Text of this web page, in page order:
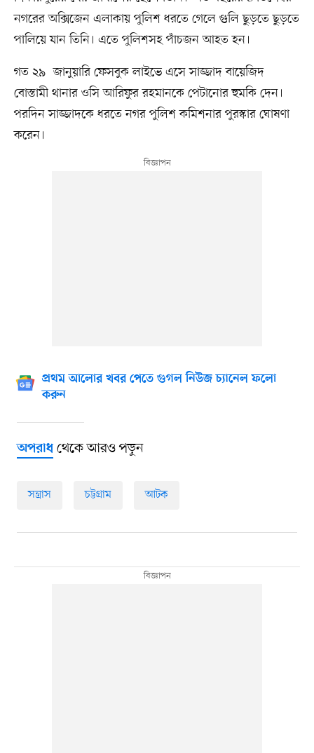
নগরের অক্সিজেন এলাকায় পুলিশ ধরতে গেলে গুলি ছুড়তে ছুড়তে
পালিয়ে যান তিনি। এতে পুলিশসহ পাঁচজন আহত হন।
গত ২৯ জানুয়ারি ফেসবুক লাইভে এসে সাজ্জাদ বায়েজিদ
বোস্তামী থানার ওসি আরিফুর রহমানকে পেটানোর হুমকি দেন।
পরদিন সাজ্জাদকে ধরতে নগর পুলিশ কমিশনার পুরস্কার ঘোষণা
করেন।
প্রথম আলোর খবর পেতে গুগল নিউজ চ্যানেল ফলো
করুন
অপরাধথেকে আরও পড়ুন
সন্ত্রাস চট্টগ্রাম আটক